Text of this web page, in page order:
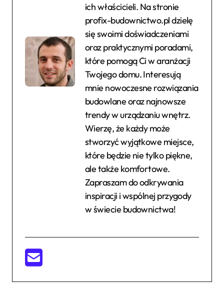
ich właścicieli. Na stronie
profix-budownictwo.pl dzielę
się swoimi doświadczeniami
oraz praktycznymi poradami,
które pomogą Ci w aranżacji
Twojego domu. Interesują
mnie nowoczesne rozwiązania
budowlane oraz najnowsze
trendy w urządzaniu wnętrz.
Wierzę, że każdy może
stworzyć wyjątkowe miejsce,
które będzie nie tylko piękne,
ale także komfortowe.
Zapraszam do odkrywania
inspiracji i wspólnej przygody
w świecie budownictwa!